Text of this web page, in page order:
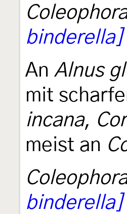
binderella]
An Alnus
mit
incana,
meist an
binderella]